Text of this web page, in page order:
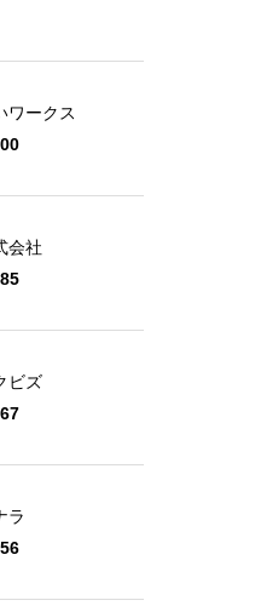
ワークス
会社
ビズ
ラ